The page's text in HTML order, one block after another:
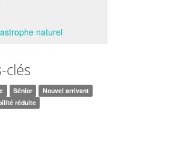
naturel
clés
Sénior
Nouvel arrivant
réduite